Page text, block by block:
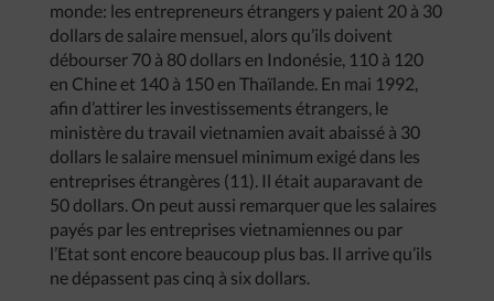
monde: les entrepreneurs étrangers y paient 20 à 30
dollars de salaire mensuel, alors qu’ils doivent
débourser 70 à 80 dollars en Indonésie, 110 à 120
en Chine et 140 à 150 en Thaïlande. En mai 1992,
afin d’attirer les investissements étrangers, le
ministère du travail vietnamien avait abaissé à 30
dollars le salaire mensuel minimum exigé dans les
entreprises étrangères (11). Il était auparavant de
50 dollars. On peut aussi remarquer que les salaires
payés par les entreprises vietnamiennes ou par
l’Etat sont encore beaucoup plus bas. Il arrive qu’ils
ne dépassent pas cinq à six dollars.